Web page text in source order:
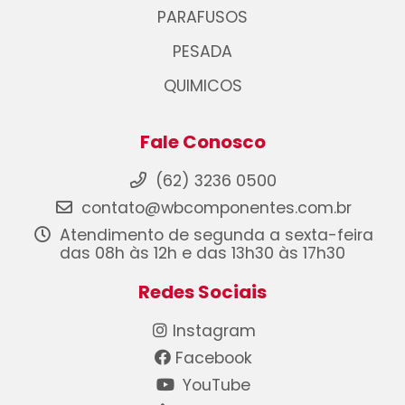
PARAFUSOS
PESADA
QUIMICOS
Fale Conosco
(62) 3236 0500
contato@wbcomponentes.com.br
Atendimento de segunda a sexta-feira
das 08h às 12h e das 13h30 às 17h30
Redes Sociais
Instagram
Facebook
YouTube